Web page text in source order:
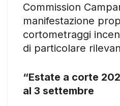
Commission
manifestazione
cortometraggi
di particolare
“Estate a corte
al 3 settembre